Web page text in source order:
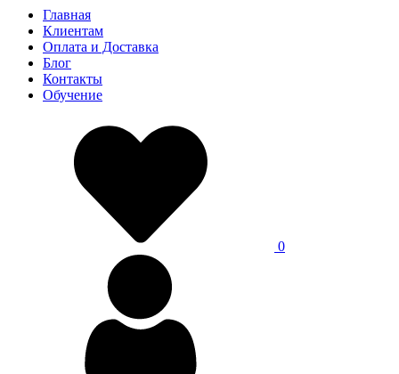
Главная
Клиентам
Оплата и Доставка
Блог
Контакты
Обучение
0